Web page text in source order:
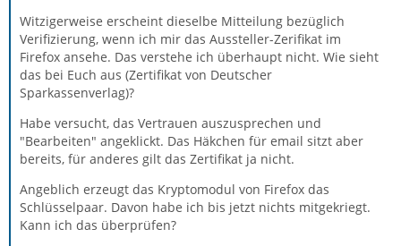
Witzigerweise erscheint dieselbe Mitteilung bezüglich
Verifizierung, wenn ich mir das Aussteller-Zerifikat im
Firefox ansehe. Das verstehe ich überhaupt nicht. Wie sieht
das bei Euch aus (Zertifikat von Deutscher
Sparkassenverlag)?
Habe versucht, das Vertrauen auszusprechen und
"Bearbeiten" angeklickt. Das Häkchen für email sitzt aber
bereits, für anderes gilt das Zertifikat ja nicht.
Angeblich erzeugt das Kryptomodul von Firefox das
Schlüsselpaar. Davon habe ich bis jetzt nichts mitgekriegt.
Kann ich das überprüfen?